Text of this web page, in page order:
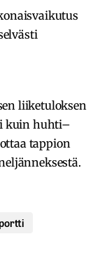
liiketuloksen
kuin huhti–
tappion